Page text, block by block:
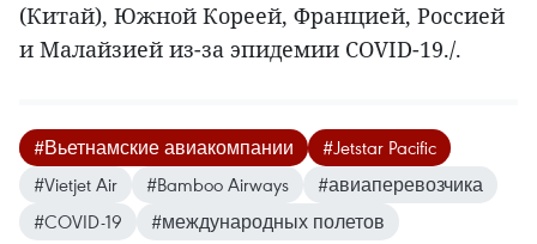
(Китай), Южной Кореей, Францией, Россией
и Малайзией из-за эпидемии COVID-19./.
#Вьетнамские авиакомпании
#Jetstar Pacific
#Vietjet Air
#Bamboo Airways
#авиаперевозчика
#COVID-19
#международных полетов